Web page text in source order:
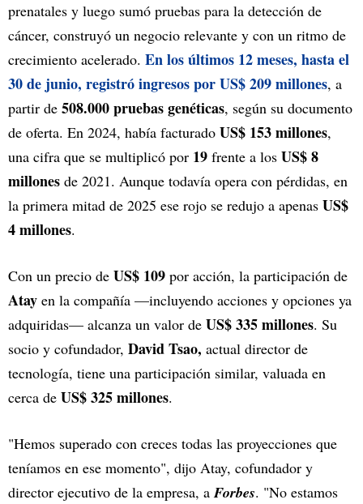
prenatales y luego sumó pruebas para la detección de
cáncer, construyó un negocio relevante y con un ritmo de
crecimiento acelerado. En los últimos 12 meses, hasta el
30 de junio, registró ingresos por US$ 209 millones, a
partir de 508.000 pruebas genéticas, según su documento
de oferta. En 2024, había facturado US$ 153 millones,
una cifra que se multiplicó por 19 frente a los US$ 8
millones de 2021. Aunque todavía opera con pérdidas, en
la primera mitad de 2025 ese rojo se redujo a apenas US$
4 millones.
Con un precio de US$ 109 por acción, la participación de
Atay en la compañía —incluyendo acciones y opciones ya
adquiridas— alcanza un valor de US$ 335 millones. Su
socio y cofundador, David Tsao, actual director de
tecnología, tiene una participación similar, valuada en
cerca de US$ 325 millones.
"Hemos superado con creces todas las proyecciones que
teníamos en ese momento", dijo Atay, cofundador y
director ejecutivo de la empresa, aForbes. "No estamos